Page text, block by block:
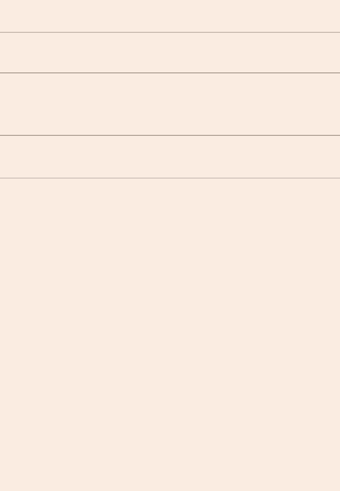
das Organizações da Sociedade